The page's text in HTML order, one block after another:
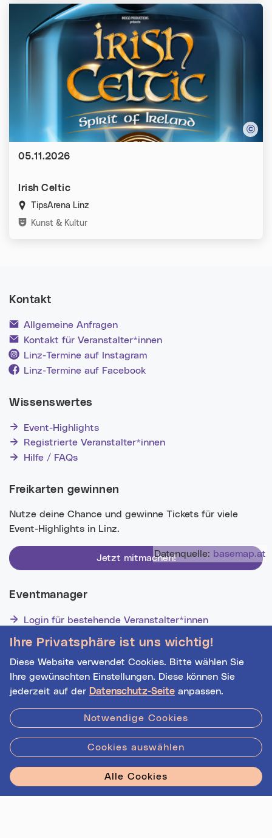
Datenquelle: basemap.at
Irish Celtic
TipsArena Linz
Kategorien:
Kunst & Kultur
Datum:
05.11.2026
Ihre Privatsphäre ist uns wichtig!
Diese Website verwendet Cookies. Bitte wählen Sie
Ihre gewünschten Einstellungen. Diese können Sie
jederzeit auf der Datenschutz-Seite anpassen.
Notwendige Cookies
Cookies auswählen
Alle Cookies
Kontakt
Allgemeine Anfragen
Kontakt für Veranstalter*innen
Linz-Termine auf Instagram
Linz-Termine auf Facebook
Wissenswertes
Event-Highlights
Registrierte Veranstalter*innen
Hilfe / FAQs
Freikarten gewinnen
Nutze deine Chance und gewinne Tickets für viele
Event-Highlights in Linz.
Jetzt mitmachen!
Eventmanager
Login für bestehende Veranstalter*innen
Noch nicht registriert? Werden Sie eine*r von 1629
Veranstalter*innen!